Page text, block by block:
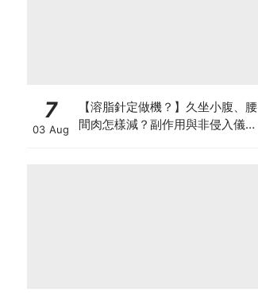
7
03 Aug
【溶脂針定做機？】久坐小腹、腰
間肉怎樣減？副作用與非侵入儀器